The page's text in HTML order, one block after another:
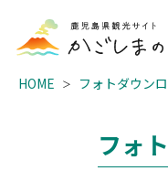
HOME フォトダウン
フォ